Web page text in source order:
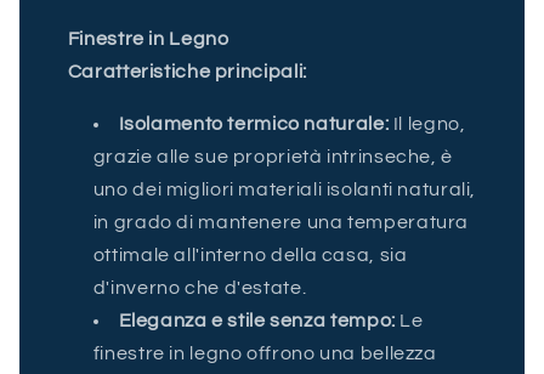
Finestre in Legno
Caratteristiche principali:
Isolamento termico naturale: Il legno,
grazie alle sue proprietà intrinseche, è
uno dei migliori materiali isolanti naturali,
in grado di mantenere una temperatura
ottimale all'interno della casa, sia
d'inverno che d'estate.
Eleganza e stile senza tempo: Le
finestre in legno offrono una bellezza